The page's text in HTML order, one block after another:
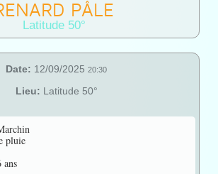
PÂLE
Latitude 50°
Date: 12/09/2025 20:30
Lieu: Latitude 50°
pluie